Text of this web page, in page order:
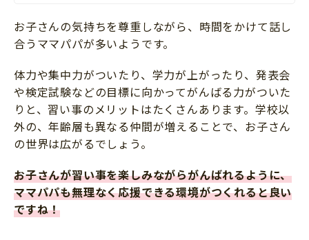
お子さんの気持ちを尊重しながら、時間をかけて話し
合うママパパが多いようです。
体力や集中力がついたり、学力が上がったり、発表会
や検定試験などの目標に向かってがんばる力がついた
りと、習い事のメリットはたくさんあります。学校以
外の、年齢層も異なる仲間が増えることで、お子さん
の世界は広がるでしょう。
お子さんが習い事を楽しみながらがんばれるように、
ママパパも無理なく応援できる環境がつくれると良い
ですね！